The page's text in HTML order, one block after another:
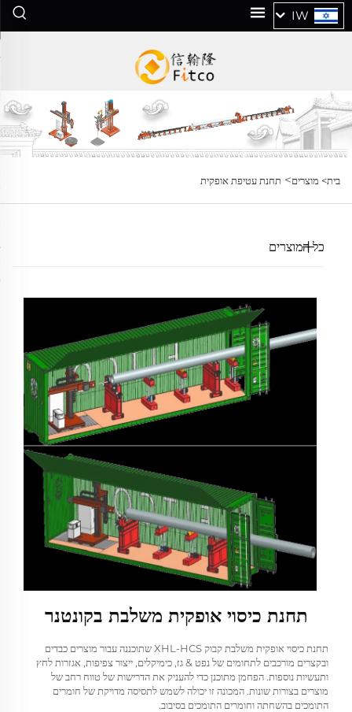
IW
בית> מוצרים> תחנת עטיפת אופקית
כל המוצרים
תחנת כיסוי אופקית משלבת בקונטנר
תחנת כיסוי אופקית משלבת קבוק XHL-HCS שתוכננה עבור מוצרים כבדים
ובקצרים מורכבים לתחומים של נפט & גז, כימיקלים, ייצור צפיפות, אגזרות לחץ
ותעשיות נוספות. הפחמן מתוכנן כדי להעניק את הדרישות של טווח רחב של
מוצרים בצורות שונות. המכונה זו יכולה לשמש לתסיסה מדויקת של חומרים
התומכים בהשחתה וחומרים התומכים בסיבוב.